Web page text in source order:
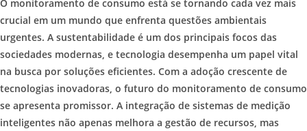
O monitoramento de consumo está se tornando cada vez mais
crucial em um mundo que enfrenta questões ambientais
urgentes. A sustentabilidade é um dos principais focos das
sociedades modernas, e tecnologia desempenha um papel vital
na busca por soluções eficientes. Com a adoção crescente de
tecnologias inovadoras, o futuro do monitoramento de consumo
se apresenta promissor. A integração de sistemas de medição
inteligentes não apenas melhora a gestão de recursos, mas